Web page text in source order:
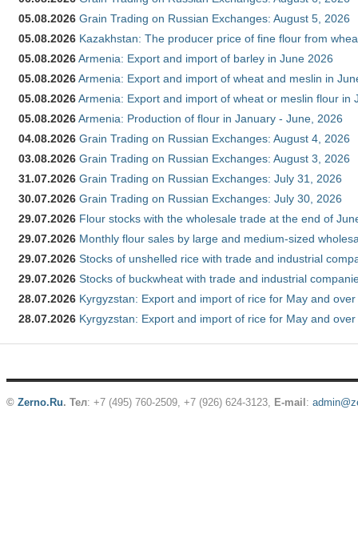
05.08.2026 Grain Trading on Russian Exchanges: August 5, 2026
05.08.2026 Kazakhstan: The producer price of fine flour from
05.08.2026Armenia: Export and import of barley in June 2026
05.08.2026Armenia: Export and import of wheat and meslin in
05.08.2026Armenia: Export and import of wheat or meslin flour in
05.08.2026Armenia: Production of flour in January - June, 2026
04.08.2026 Grain Trading on Russian Exchanges: August 4, 2026
03.08.2026 Grain Trading on Russian Exchanges: August 3, 2026
31.07.2026 Grain Trading on Russian Exchanges: July 31, 2026
30.07.2026 Grain Trading on Russian Exchanges: July 30, 2026
29.07.2026 Flour stocks with the wholesale trade at the end of
29.07.2026 Monthly flour sales by large and medium-sized
29.07.2026 Stocks of unshelled rice with trade and industrial
29.07.2026 Stocks of buckwheat with trade and industrial
28.07.2026 Kyrgyzstan: Export and import of rice for May and
28.07.2026 Kyrgyzstan: Export and import of rice for May and
© Zerno.Ru. Тел: +7 (495) 760-2509, +7 (926) 624-3123, E-mail :